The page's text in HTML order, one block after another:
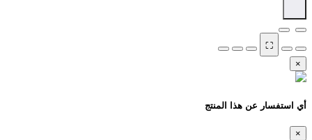
⛶
×
أي استفسار عن هذا المنتج
×